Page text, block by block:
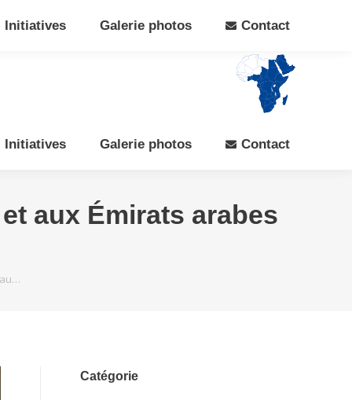
Facebook
opens
in
new
X
opens
in
new
Initiatives Galerie photos Contact
aux Émirats arabes
Catégorie
Initiatives Galerie photos Contact